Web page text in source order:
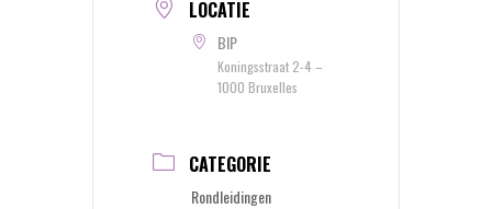
LOCATIE
BIP
Koningsstraat 2-4 –
1000 Bruxelles
CATEGORIE
Rondleidingen